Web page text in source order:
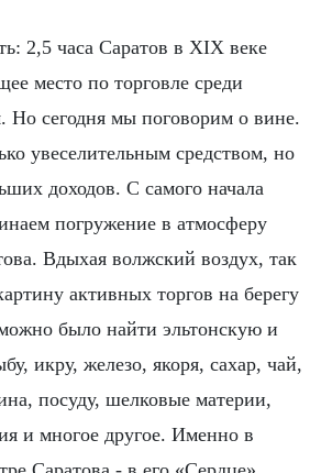
2,5 часа Саратов в XIX веке
место по торговле среди
Но сегодня мы поговорим о вине.
увеселительным средством, но
доходов. С самого начала
погружение в атмосферу
Вдыхая волжский воздух, так
активных торгов на берегу
было найти эльтонскую и
икру, железо, якоря, сахар, чай,
посуду, шелковые материи,
и многое другое. Именно в